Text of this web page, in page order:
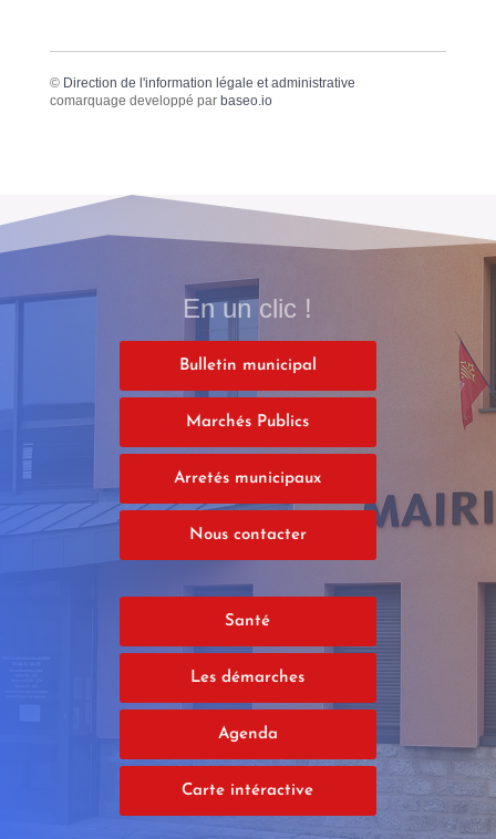
© Direction de l'information légale et administrative
comarquage developpé par baseo.io
En un clic !
Bulletin municipal
Marchés Publics
Arretés municipaux
Nous contacter
Santé
Les démarches
Agenda
Carte intéractive